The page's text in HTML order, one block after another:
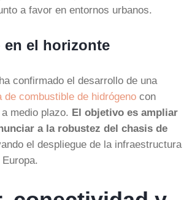
a favor en entornos urbanos.
en el horizonte
confirmado el desarrollo de una
de combustible de hidrógeno con
medio plazo. El objetivo es ampliar
a la robustez del chasis de
el despliegue de la infraestructura